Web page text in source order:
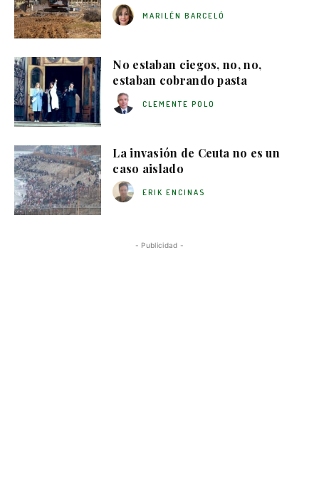
MARILÉN BARCELÓ
No estaban ciegos, no, no,
estaban cobrando pasta
CLEMENTE POLO
La invasión de Ceuta no es un
caso aislado
ERIK ENCINAS
- Publicidad -